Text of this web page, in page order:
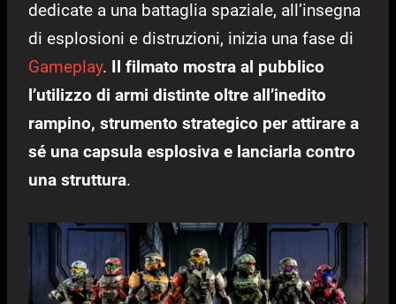
dedicate a una battaglia spaziale, all’insegna
di esplosioni e distruzioni, inizia una fase di
Gameplay. Il filmato mostra al pubblico
l’utilizzo di armi distinte oltre all’inedito
rampino, strumento strategico per attirare a
sé una capsula esplosiva e lanciarla contro
una struttura.